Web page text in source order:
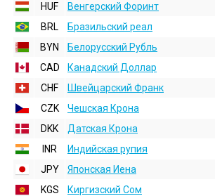
HUF
Венгерский Форинт
BRL
Бразильский реал
BYN
Белорусский Рубль
CAD
Канадский Доллар
CHF
Швейцарский Франк
CZK
Чешская Крона
DKK
Датская Крона
INR
Индийская pупия
JPY
Японская Иена
KGS
Киргизский Сом